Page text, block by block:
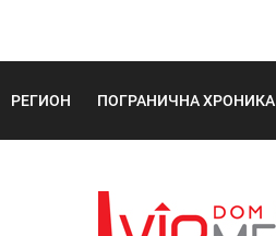
РЕГИОН ПОГРАНИЧНА ХРОНИКА